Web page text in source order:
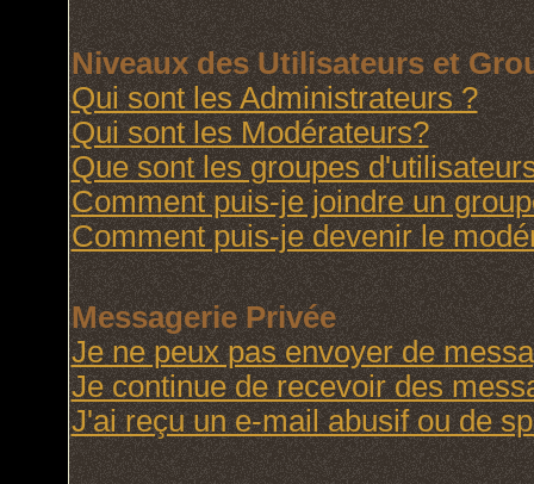
Niveaux des Utilisateurs et
Qui sont les Administrateurs ?
Qui sont les Modérateurs?
Que sont les groupes
Comment puis-je joindre un
Comment puis-je devenir le
Messagerie Privée
Je ne peux pas envoyer de
Je continue de recevoir des
J'ai reçu un e-mail abusif ou de